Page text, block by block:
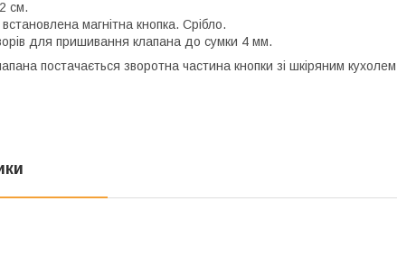
см.
магнітна кнопка. Срібло.
для пришивання клапана до сумки 4 мм.
постачається зворотна частина кнопки зі шкіряним